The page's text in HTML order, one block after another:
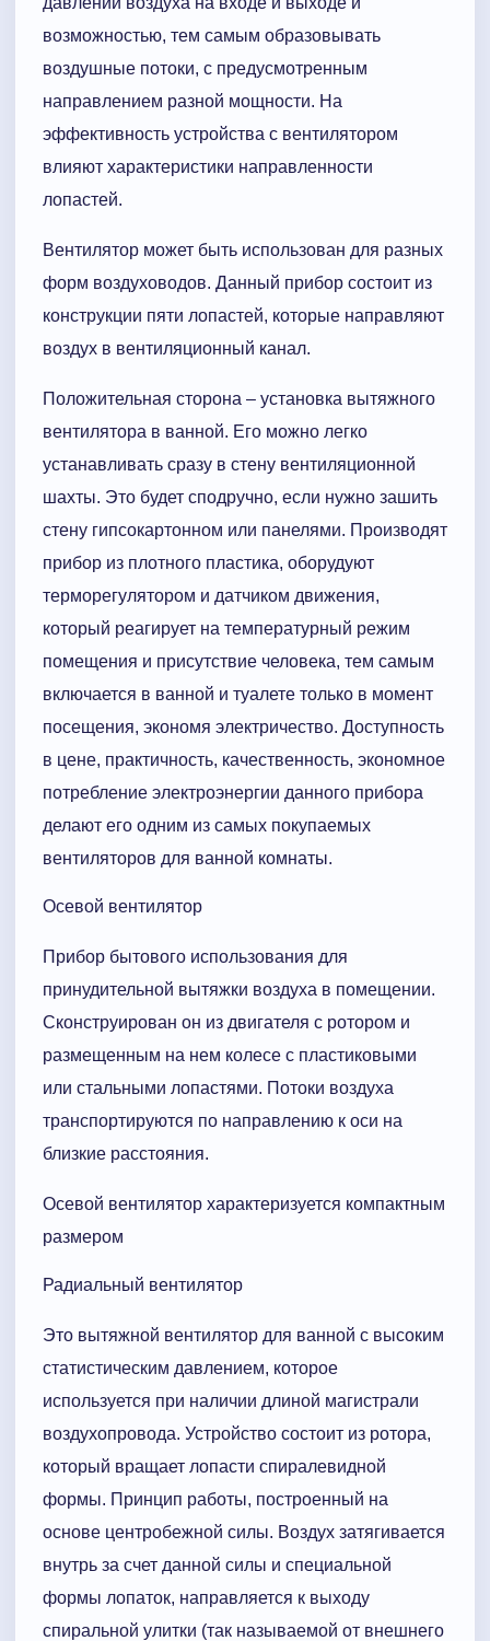
возможностью, тем самым образовывать
воздушные потоки, с предусмотренным
направлением разной мощности. На
эффективность устройства с вентилятором
влияют характеристики направленности
лопастей.
Вентилятор может быть использован для разных
форм воздуховодов. Данный прибор состоит из
конструкции пяти лопастей, которые направляют
воздух в вентиляционный канал.
Положительная сторона – установка вытяжного
вентилятора в ванной. Его можно легко
устанавливать сразу в стену вентиляционной
шахты. Это будет сподручно, если нужно зашить
стену гипсокартонном или панелями. Производят
прибор из плотного пластика, оборудуют
терморегулятором и датчиком движения,
который реагирует на температурный режим
помещения и присутствие человека, тем самым
включается в ванной и туалете только в момент
посещения, экономя электричество. Доступность
в цене, практичность, качественность, экономное
потребление электроэнергии данного прибора
делают его одним из самых покупаемых
вентиляторов для ванной комнаты.
Осевой вентилятор
Прибор бытового использования для
принудительной вытяжки воздуха в помещении.
Сконструирован он из двигателя с ротором и
размещенным на нем колесе с пластиковыми
или стальными лопастями. Потоки воздуха
транспортируются по направлению к оси на
близкие расстояния.
Осевой вентилятор характеризуется компактным
размером
Радиальный вентилятор
Это вытяжной вентилятор для ванной с высоким
статистическим давлением, которое
используется при наличии длиной магистрали
воздухопровода. Устройство состоит из ротора,
который вращает лопасти спиралевидной
формы. Принцип работы, построенный на
основе центробежной силы. Воздух затягивается
внутрь за счет данной силы и специальной
формы лопаток, направляется к выходу
спиральной улитки (так называемой от внешнего